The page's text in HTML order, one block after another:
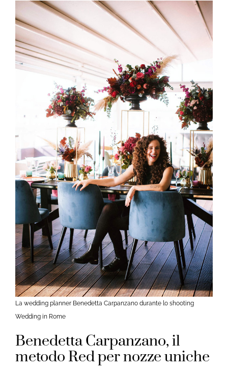
La wedding planner Benedetta Carpanzano durante lo shooting
Wedding in Rome
Benedetta Carpanzano, il
metodo Red per nozze uniche